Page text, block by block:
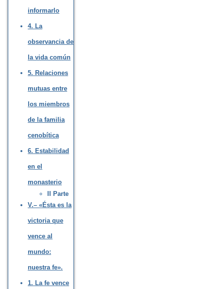
informarlo
4. La
observancia de
la vida común
5. Relaciones
mutuas entre
los miembros
de la familia
cenobítica
6. Estabilidad
en el
monasterio
II Parte
V.– «Ésta es la
victoria que
vence al
mundo:
nuestra fe».
1. La fe vence